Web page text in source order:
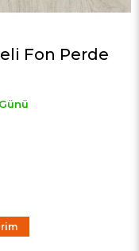
Fon Perde